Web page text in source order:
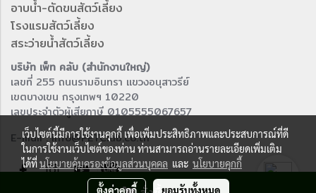
อาบน้ำ-ตัดขนสัตว์เลี้ยง
โรงแรมสัตว์เลี้ยง
สระว่ายน้ำสัตว์เลี้ยง
บริษัท เพ็ท คลับ (สำนักงานใหญ่)
เลขที่ 255 ถนนรามอินทรา แขวงอนุสาวรีย์
เขตบางเขน กรุงเทพฯ 10220
เลขประจำตัวผู้เสียภาษี 0105555067657
E-mail : info@PETClub.co.th
เว็บไซต์นี้มีการใช้งานคุกกี้ เพื่อเพิ่มประสิทธิภาพและประสบการณ์ที่ดี
ในการใช้งานเว็บไซต์ของท่าน ท่านสามารถอ่านรายละเอียดเพิ่มเติม
ได้ที่นโยบายคุ้มครองข้อมูลส่วนบุคคล และ นโยบายคุกกี้
ตั้งค่าคุกกี้ ยอมรับทั้งหมด